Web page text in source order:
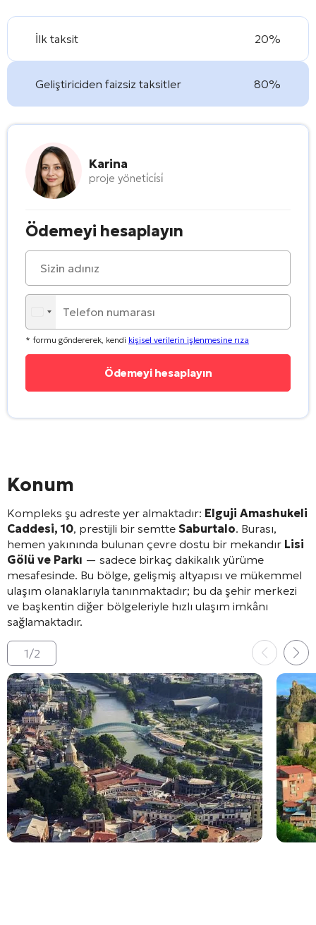
İlk taksit 20%
Geliştiriciden faizsiz taksitler 80%
Karina
proje yöneti̇ci̇si̇
Ödemeyi hesaplayın
* formu göndererek, kendi kişisel verilerin işlenmesine rıza
Konum
Kompleks şu adreste yer almaktadır: Elguji Amashukeli
Caddesi, 10, prestijli bir semtte Saburtalo. Burası,
hemen yakınında bulunan çevre dostu bir mekandır Lisi
Gölü ve Parkı — sadece birkaç dakikalık yürüme
mesafesinde. Bu bölge, gelişmiş altyapısı ve mükemmel
ulaşım olanaklarıyla tanınmaktadır; bu da şehir merkezi
ve başkentin diğer bölgeleriyle hızlı ulaşım imkânı
sağlamaktadır.
1/2